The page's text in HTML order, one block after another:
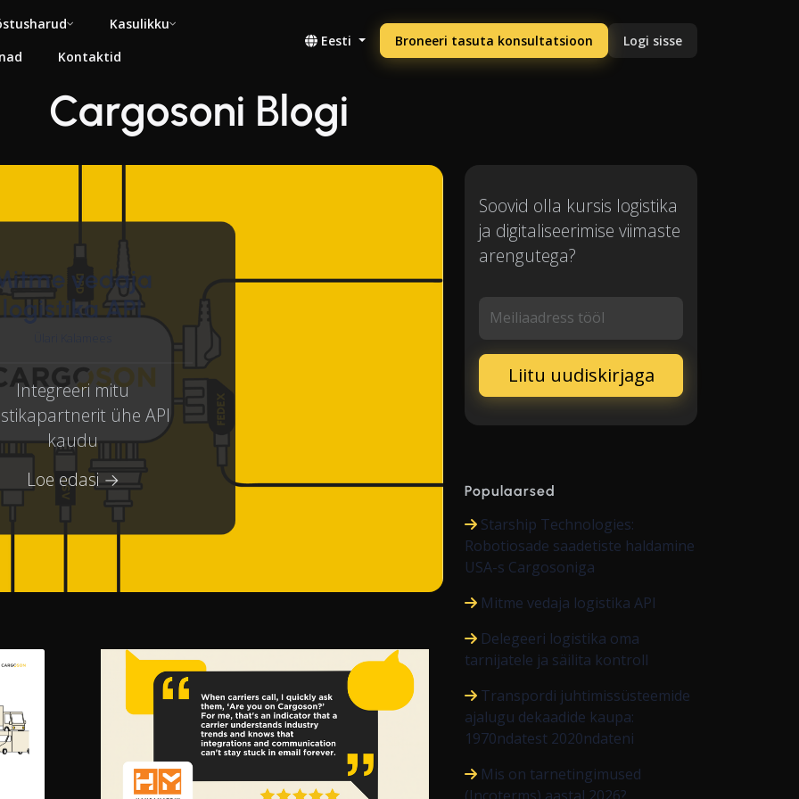
Kasulikku
Kontaktid
Eesti Broneeri tasuta konsultatsioon Logi sisse
Cargosoni Blogi
vedaja
logistika API
Integreeri mitu
ühe API
kaudu
Loe edasi →
Soovid olla kursis logistika
ja digitaliseerimise viimaste
arengutega?
Meiliaadress tööl
Populaarsed
Starship Technologies:
Robotiosade saadetiste haldamine
USA-s Cargosoniga
Mitme vedaja logistika API
Delegeeri logistika oma
tarnijatele ja säilita kontroll
Transpordi juhtimissüsteemide
ajalugu dekaadide kaupa:
1970ndatest 2020ndateni
Mis on tarnetingimused